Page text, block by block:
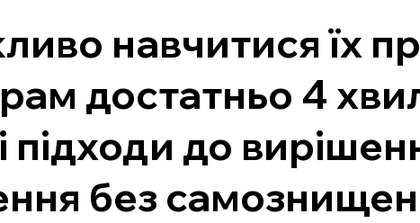
навчитися їх
достатньо 4
до
без